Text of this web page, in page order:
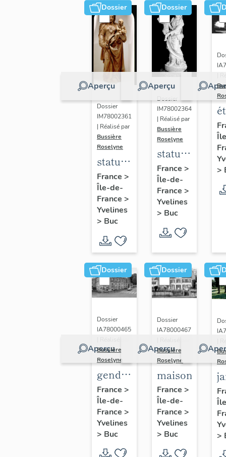
Dossier
Aperçu
Dossier
IM78002361
| Réalisé par
Bussière
Roselyne
statue :
Vierge
à
l'Enfant
(n°2)
France >
Île-de-
France >
Yvelines
> Buc
Dossier
Aperçu
Dossier
IM78002364
| Réalisé par
Bussière
Roselyne
statue :
Vierge
à
l'Enfant
(n°1)
France >
Île-de-
France >
Yvelines
> Buc
>
Dossier
Aperçu
Dossier
IA78000465
Bussière
Roselyne
gendarmerie,
actuellement
immeuble
France >
Île-de-
France >
Yvelines
> Buc
Dossier
Aperçu
Dossier
IA78000467
Bussière
Roselyne
maison
France >
Île-de-
France >
Yvelines
> Buc
>